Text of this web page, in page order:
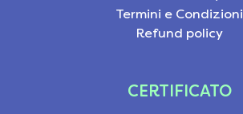
Termini e Condizioni
Refund policy
CERTIFICATO